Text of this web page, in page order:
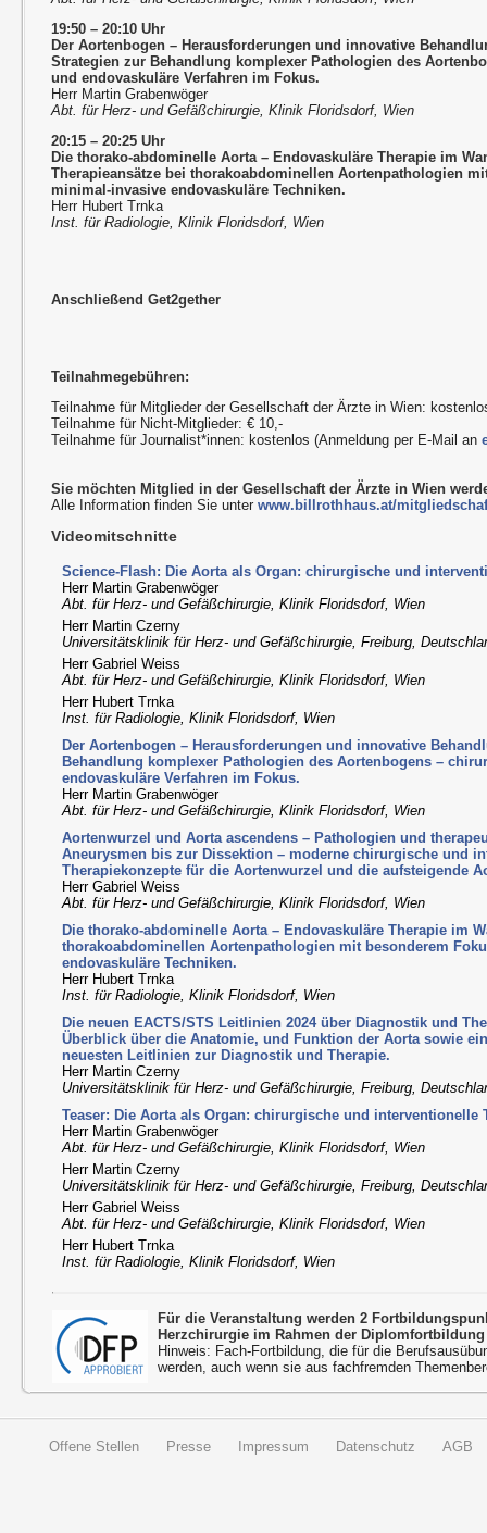
19:50 – 20:10 Uhr
Der Aortenbogen – Herausforderungen und innovative
Strategien zur Behandlung komplexer Pathologien des
und endovaskuläre Verfahren im Fokus.
Herr Martin Grabenwöger
Abt. für Herz- und Gefäßchirurgie, Klinik Floridsdorf, Wien
20:15 – 20:25 Uhr
Die thorako-abdominelle Aorta – Endovaskuläre Therapie im
Therapieansätze bei thorakoabdominellen Aortenpathologien
minimal-invasive endovaskuläre Techniken.
Herr Hubert Trnka
Inst. für Radiologie, Klinik Floridsdorf, Wien
Anschließend Get2gether
Teilnahmegebühren:
Teilnahme für Mitglieder der Gesellschaft der Ärzte in Wien:
Teilnahme für Nicht-Mitglieder: € 10,-
Teilnahme für Journalist*innen: kostenlos (Anmeldung per E-Mail an
Sie möchten Mitglied in der Gesellschaft der Ärzte in Wien
Alle Information finden Sie unterwww.billrothhaus.at/
Videomitschnitte
Science-Flash: Die Aorta als Organ: chirurgische und
Herr Martin Grabenwöger
Abt. für Herz- und Gefäßchirurgie, Klinik Floridsdorf, Wien
Herr Martin Czerny
Universitätsklinik für Herz- und Gefäßchirurgie, Freiburg,
Herr Gabriel Weiss
Abt. für Herz- und Gefäßchirurgie, Klinik Floridsdorf, Wien
Herr Hubert Trnka
Inst. für Radiologie, Klinik Floridsdorf, Wien
Der Aortenbogen – Herausforderungen und innovative
Behandlung komplexer Pathologien des Aortenbogens –
endovaskuläre Verfahren im Fokus.
Herr Martin Grabenwöger
Abt. für Herz- und Gefäßchirurgie, Klinik Floridsdorf, Wien
Aortenwurzel und Aorta ascendens – Pathologien und
Aneurysmen bis zur Dissektion – moderne chirurgische und
Therapiekonzepte für die Aortenwurzel und die aufsteigende
Herr Gabriel Weiss
Abt. für Herz- und Gefäßchirurgie, Klinik Floridsdorf, Wien
Die thorako-abdominelle Aorta – Endovaskuläre Therapie im
thorakoabdominellen Aortenpathologien mit besonderem
endovaskuläre Techniken.
Herr Hubert Trnka
Inst. für Radiologie, Klinik Floridsdorf, Wien
Die neuen EACTS/STS Leitlinien 2024 über Diagnostik und
Überblick über die Anatomie, und Funktion der Aorta sowie
neuesten Leitlinien zur Diagnostik und Therapie.
Herr Martin Czerny
Universitätsklinik für Herz- und Gefäßchirurgie, Freiburg,
Teaser: Die Aorta als Organ: chirurgische und interventionelle
Herr Martin Grabenwöger
Abt. für Herz- und Gefäßchirurgie, Klinik Floridsdorf, Wien
Herr Martin Czerny
Universitätsklinik für Herz- und Gefäßchirurgie, Freiburg,
Herr Gabriel Weiss
Abt. für Herz- und Gefäßchirurgie, Klinik Floridsdorf, Wien
Herr Hubert Trnka
Inst. für Radiologie, Klinik Floridsdorf, Wien
Für die Veranstaltung werden 2
Herzchirurgie im Rahmen der
Hinweis: Fach-Fortbildung, die für die
werden, auch wenn sie aus fachfremden
Offene Stellen Presse Impressum Datenschutz AGB